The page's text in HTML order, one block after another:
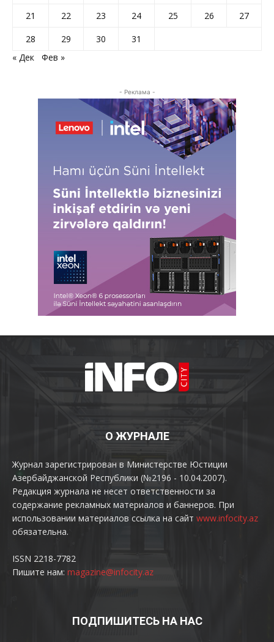
21
22 23 24 25 26
27
28
29 30
31
« Дек
Фев »
- Реклама -
О ЖУРНАЛЕ
Журнал зарегистрирован в Министерстве Юстиции
Азербайджанской Республики (№2196 - 10.04.2007).
Редакция журнала не несет ответственности за
содержание рекламных материалов и баннеров. При
использовании материалов ссылка на сайт www.infocity.az
обязательна.
ISSN 2218-7782
Пишите нам: magazine@infocity.az
ПОДПИШИТЕСЬ НА НАС